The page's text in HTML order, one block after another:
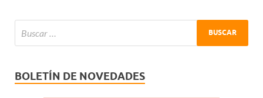
BOLETÍN DE NOVEDADES